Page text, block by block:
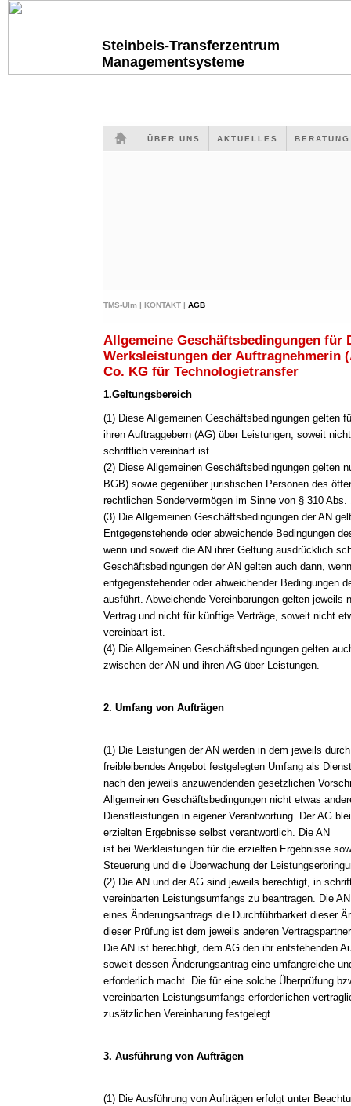
Steinbeis-Transferzentrum
Managementsysteme
ÜBER UNS AKTUELLES
TMS-Ulm | KONTAKT | AGB
Allgemeine Geschäftsbedingungen für
Werksleistungen der Auftragnehmerin
Co. KG für Technologietransfer
1.Geltungsbereich
(1) Diese Allgemeinen Geschäftsbedingungen gelten
ihren Auftraggebern (AG) über Leistungen, soweit
schriftlich vereinbart ist.
(2) Diese Allgemeinen Geschäftsbedingungen gelten
BGB) sowie gegenüber juristischen Personen des
rechtlichen Sondervermögen im Sinne von § 310
(3) Die Allgemeinen Geschäftsbedingungen der AN
Entgegenstehende oder abweichende Bedingungen
wenn und soweit die AN ihrer Geltung ausdrücklich
Geschäftsbedingungen der AN gelten auch dann,
entgegenstehender oder abweichender Bedingungen
ausführt. Abweichende Vereinbarungen gelten jeweils
Vertrag und nicht für künftige Verträge, soweit nicht
vereinbart ist.
(4) Die Allgemeinen Geschäftsbedingungen gelten
zwischen der AN und ihren AG über Leistungen.
2. Umfang von Aufträgen
(1) Die Leistungen der AN werden in dem jeweils
freibleibendes Angebot festgelegten Umfang als
nach den jeweils anzuwendenden gesetzlichen
Allgemeinen Geschäftsbedingungen nicht etwas
Dienstleistungen in eigener Verantwortung. Der AG
erzielten Ergebnisse selbst verantwortlich. Die AN
ist bei Werkleistungen für die erzielten Ergebnisse
Steuerung und die Überwachung der
(2) Die AN und der AG sind jeweils berechtigt, in
vereinbarten Leistungsumfangs zu beantragen. Die
eines Änderungsantrags die Durchführbarkeit dieser
dieser Prüfung ist dem jeweils anderen
Die AN ist berechtigt, dem AG den ihr entstehenden
soweit dessen Änderungsantrag eine umfangreiche
erforderlich macht. Die für eine solche Überprüfung
vereinbarten Leistungsumfangs erforderlichen
zusätzlichen Vereinbarung festgelegt.
3. Ausführung von Aufträgen
(1) Die Ausführung von Aufträgen erfolgt unter